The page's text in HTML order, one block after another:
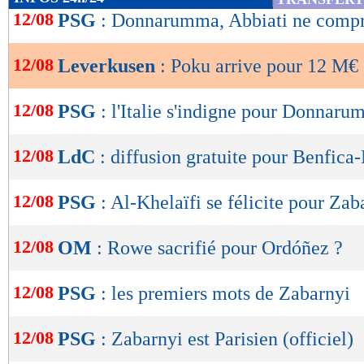
de
OK
12/08 PSG : Donnarumma, Abbiati ne
12/08 Leverkusen : Poku arrive pour 12
12/08 PSG : l'Italie s'indigne pour
12/08 LdC : diffusion gratuite pour
12/08 PSG : Al-Khelaïfi se félicite pour
12/08 OM : Rowe sacrifié pour Ordóñez ?
12/08 PSG : les premiers mots de Zabarnyi
12/08 PSG : Zabarnyi est Parisien (officiel)